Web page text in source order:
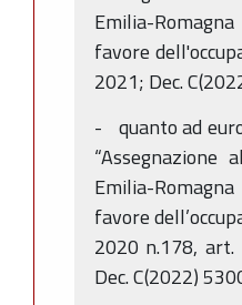
Emilia-
favore
2021; Dec.
- quanto ad
Emilia-
favore
2020 n.178,
Dec. C(2022)